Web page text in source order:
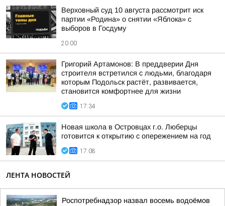
Верховный суд 10 августа рассмотрит иск
партии «Родина» о снятии «Яблока» с
выборов в Госдуму
20:00
Григорий Артамонов: В преддверии Дня
строителя встретился с людьми, благодаря
которым Подольск растёт, развивается,
становится комфортнее для жизни
17:34
Новая школа в Островцах г.о. Люберцы
готовится к открытию с опережением на год
17:08
ЛЕНТА НОВОСТЕЙ
Роспотребнадзор назвал восемь водоёмов